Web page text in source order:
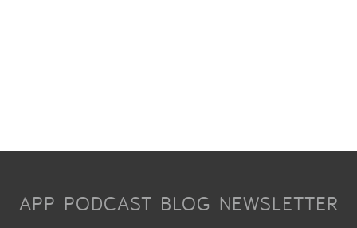
APP PODCAST BLOG NEWSLETTER